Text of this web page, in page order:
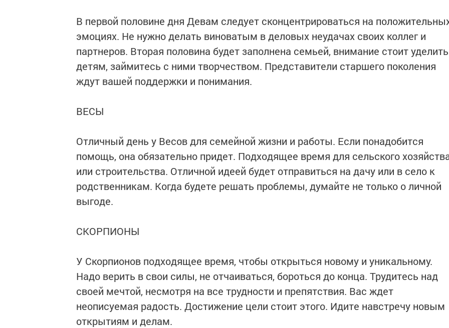
В первой половине дня Девам следует сконцентрироваться на
эмоциях. Не нужно делать виноватым в деловых неудачах своих коллег и
партнеров. Вторая половина будет заполнена семьей, внимание стоит уделить
детям, займитесь с ними творчеством. Представители старшего поколения
ждут вашей поддержки и понимания.
ВЕСЫ
Отличный день у Весов для семейной жизни и работы. Если понадобится
помощь, она обязательно придет. Подходящее время для сельского
или строительства. Отличной идеей будет отправиться на дачу или в село к
родственникам. Когда будете решать проблемы, думайте не только о личной
выгоде.
СКОРПИОНЫ
У Скорпионов подходящее время, чтобы открыться новому и уникальному.
Надо верить в свои силы, не отчаиваться, бороться до конца. Трудитесь над
своей мечтой, несмотря на все трудности и препятствия. Вас ждет
неописуемая радость. Достижение цели стоит этого. Идите навстречу новым
открытиям и делам.